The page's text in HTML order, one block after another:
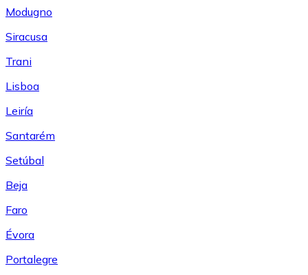
Modugno
Siracusa
Trani
Lisboa
Leiría
Santarém
Setúbal
Beja
Faro
Évora
Portalegre